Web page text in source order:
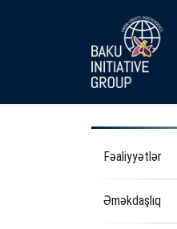
Fəaliyyətlər
Əməkdaşlıq